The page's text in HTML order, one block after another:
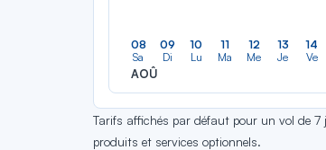
08
Sa
AOÛ
09
Di
10
Lu
11
Ma
12
Me
13
Je
14
Ve
Tarifs affichés par défaut pour un vol de 7
produits et services optionnels.